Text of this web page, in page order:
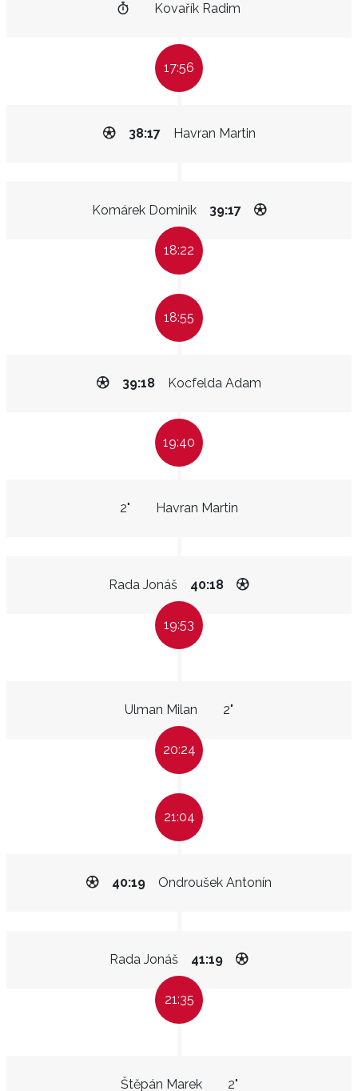
Kovařík Radim
17:56
Havran Martin
38:17
Komárek Dominik 39:17
18:22
18:55
Kocfelda Adam
39:18
19:40
Havran Martin
2"
Rada Jonáš 40:18
19:53
Ulman Milan 2"
20:24
21:04
Ondroušek Antonín
40:19
Rada Jonáš 41:19
21:35
Štěpán Marek 2"